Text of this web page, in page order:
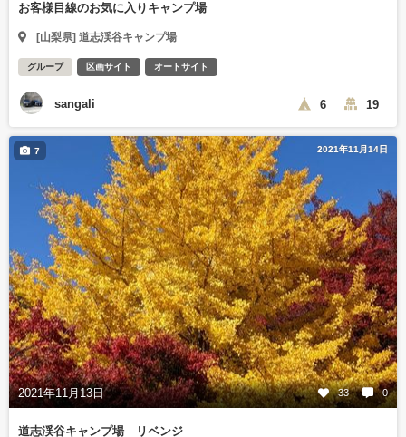
お客様目線のお気に入りキャンプ場
[山梨県] 道志渓谷キャンプ場
グループ 区画サイト オートサイト
sangali 6 19
2021年11月14日
2021年11月13日 33 0
7
道志渓谷キャンプ場 リベンジ